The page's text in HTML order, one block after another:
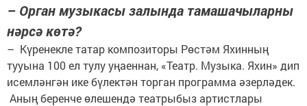
– Орган музыкасы залында тамашачыларны
нәрсә көтә?
– Күренекле татар композиторы Рөстәм Яхинның
тууына 100 ел тулу уңаеннан, «Театр. Музыка. Яхин» дип
исемләнгән ике бүлектән торган программа әзерләдек.
Аның беренче өлешендә театрыбыз артистлары